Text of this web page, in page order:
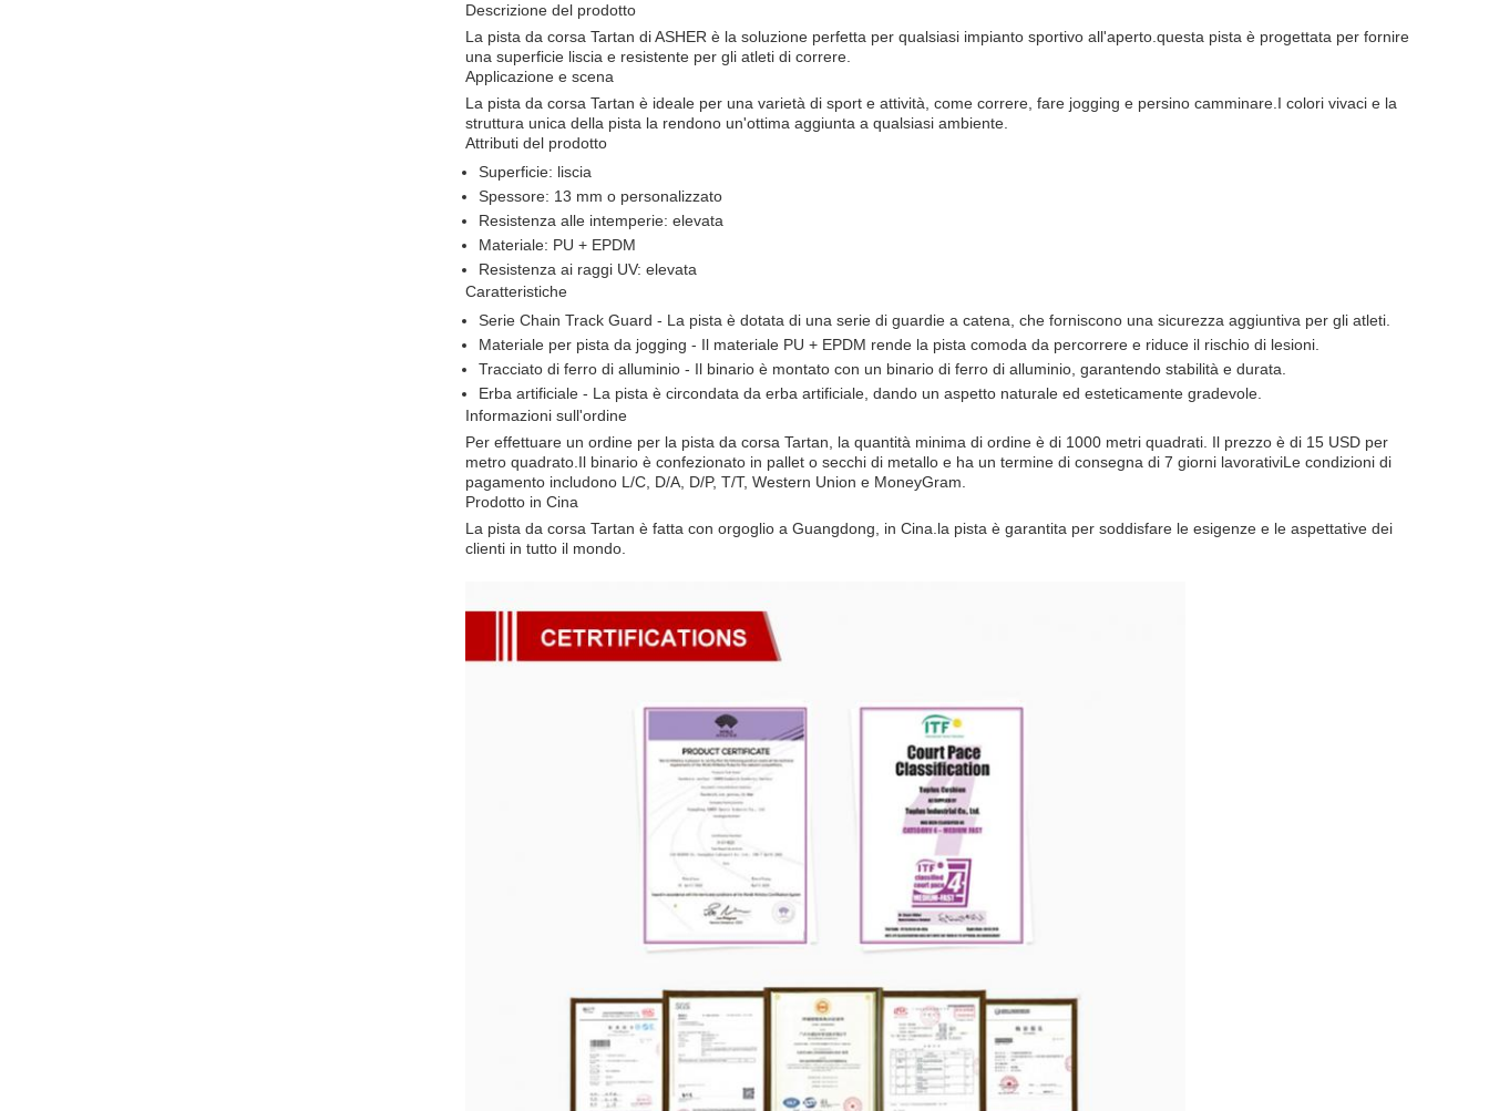
Descrizione del prodotto
La pista da corsa Tartan di ASHER è la soluzione perfetta per qualsiasi impianto sportivo all'aperto.questa pista è progettata per fornire
una superficie liscia e resistente per gli atleti di correre.
Applicazione e scena
La pista da corsa Tartan è ideale per una varietà di sport e attività, come correre, fare jogging e persino camminare.I colori vivaci e la
struttura unica della pista la rendono un'ottima aggiunta a qualsiasi ambiente.
Attributi del prodotto
Superficie: liscia
Spessore: 13 mm o personalizzato
Resistenza alle intemperie: elevata
Materiale: PU + EPDM
Resistenza ai raggi UV: elevata
Caratteristiche
Serie Chain Track Guard - La pista è dotata di una serie di guardie a catena, che forniscono una sicurezza aggiuntiva per gli atleti.
Materiale per pista da jogging - Il materiale PU + EPDM rende la pista comoda da percorrere e riduce il rischio di lesioni.
Tracciato di ferro di alluminio - Il binario è montato con un binario di ferro di alluminio, garantendo stabilità e durata.
Erba artificiale - La pista è circondata da erba artificiale, dando un aspetto naturale ed esteticamente gradevole.
Informazioni sull'ordine
Per effettuare un ordine per la pista da corsa Tartan, la quantità minima di ordine è di 1000 metri quadrati. Il prezzo è di 15 USD per
metro quadrato.Il binario è confezionato in pallet o secchi di metallo e ha un termine di consegna di 7 giorni lavorativiLe condizioni di
pagamento includono L/C, D/A, D/P, T/T, Western Union e MoneyGram.
Prodotto in Cina
La pista da corsa Tartan è fatta con orgoglio a Guangdong, in Cina.la pista è garantita per soddisfare le esigenze e le aspettative dei
clienti in tutto il mondo.